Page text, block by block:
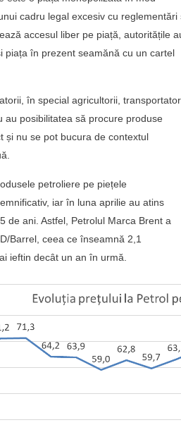
de stat
proaste politici locale din
societății civile
cadru legal excesiv cu reglementări
accesul liber pe piață, autoritățile
piața în prezent seamănă cu un cartel
în special agricultorii,
au posibilitatea să procure produse
și nu se pot bucura de contextul
petroliere pe piețele
iar în luna aprilie au atins
de ani. Astfel, Petrolul Marca Brent a
Barrel, ceea ce înseamnă 2,1
ieftin decât un an în urmă.